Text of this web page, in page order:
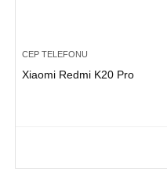
CEP TELEFONU
Xiaomi Redmi K20 Pro